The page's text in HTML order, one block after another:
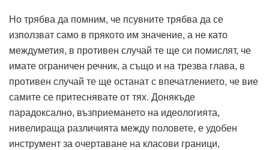
Но трябва да помним, че псувните трябва да се
използват само в прякото им значение, а не като
междуметия, в противен случай те ще си помислят, че
имате ограничен речник, а също и на трезва глава, в
противен случай те ще останат с впечатлението, че вие
​​​​самите се притеснявате от тях. Донякъде
парадоксално, възприемането на идеологията,
нивелираща различията между половете, е удобен
инструмент за очертаване на класови граници,